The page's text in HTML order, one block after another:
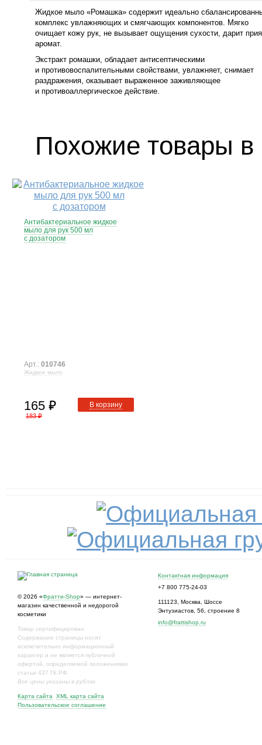
Жидкое мыло «Ромашка» содержит идеально
комплекс увлажняющих и смягчающих компонентов. Мягко
очищает кожу рук, не вызывает ощущения сухости, дарит
аромат.
Экстракт ромашки, обладает антисептическими
и противовоспалительными свойствами, увлажняет, снимает
раздражения, оказывает выраженное заживляющее
и противоаллергическое действие.
Похожие товары в
Антибактериальное жидкое
мыло для рук 500 мл
с дозатором
Жидкое мыло
Арт.: 010746
183 ⃏
165 ⃏ В корзину
© 2026 «Фратти-Shop» — интернет-
магазин качественной и недорогой
косметики
Товар сертифицирован
Содержание страницы носит
исключительно информационный
характер и не является публичной
офертой, определяемой положениями
статьи 437 ГК РФ
Все цены указаны в рублях.
Карта сайта
XML карта сайта
Пользовательское соглашение
Контактная информация
+7 800 775-24-03
111123 Москва
Шоссе
Энтузиастов, 56, строение 8
info@frattishop.ru